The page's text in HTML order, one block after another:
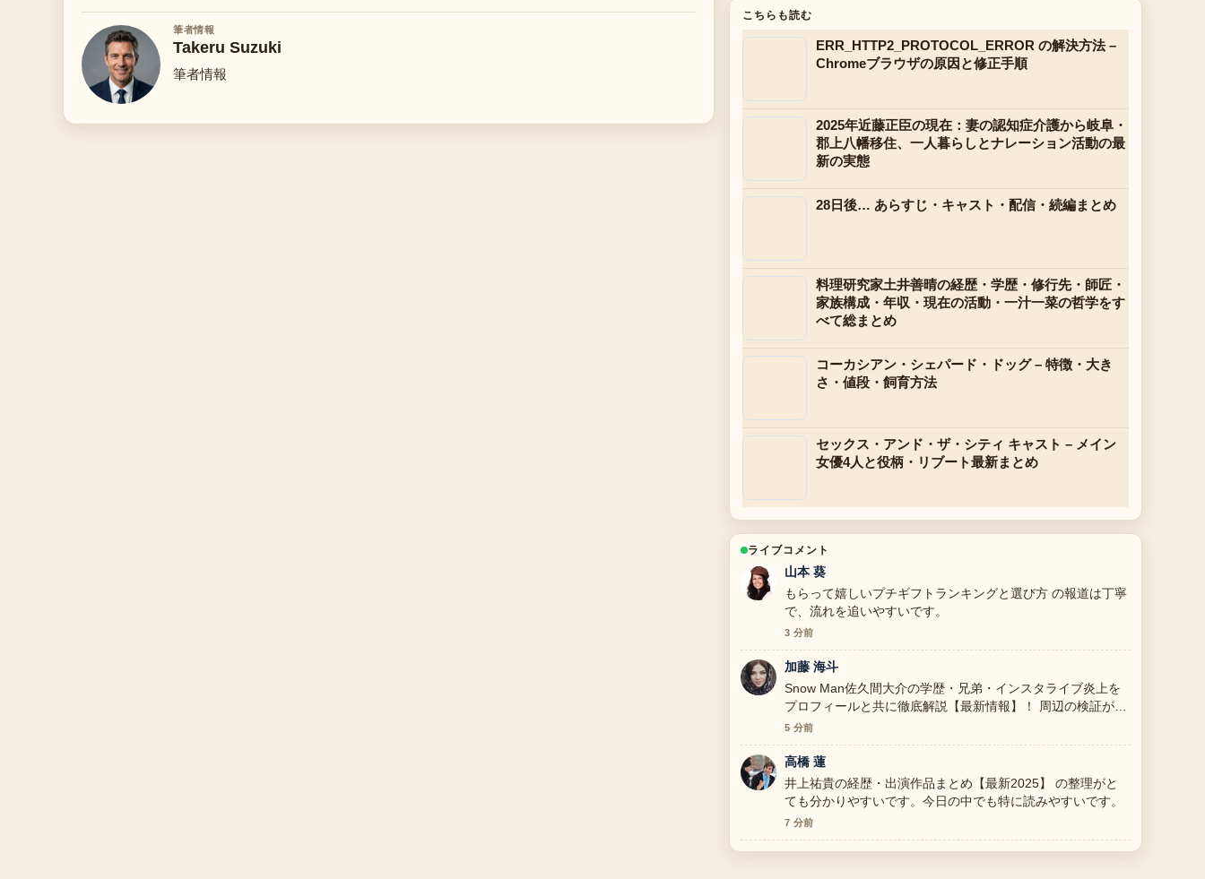
筆者情報
Takeru Suzuki
筆者情報
こちらも読む
ERR_HTTP2_PROTOCOL_ERROR の解決方法 –
Chromeブラウザの原因と修正手順
2025年近藤正臣の現在：妻の認知症介護から岐阜・
郡上八幡移住、一人暮らしとナレーション活動の最
新の実態
28日後… あらすじ・キャスト・配信・続編まとめ
料理研究家土井善晴の経歴・学歴・修行先・師匠・
家族構成・年収・現在の活動・一汁一菜の哲学をす
べて総まとめ
コーカシアン・シェパード・ドッグ – 特徴・大き
さ・値段・飼育方法
セックス・アンド・ザ・シティ キャスト – メイン
女優4人と役柄・リブート最新まとめ
ライブコメント
山本 葵
もらって嬉しいプチギフトランキングと選び方 の報道は丁寧
で、流れを追いやすいです。
3 分前
加藤 海斗
Snow Man佐久間大介の学歴・兄弟・インスタライブ炎上を
プロフィールと共に徹底解説【最新情報】！ 周辺の検証がし
っかりしていて安心感があります。
5 分前
高橋 蓮
井上祐貴の経歴・出演作品まとめ【最新2025】 の整理がと
ても分かりやすいです。今日の中でも特に読みやすいです。
7 分前